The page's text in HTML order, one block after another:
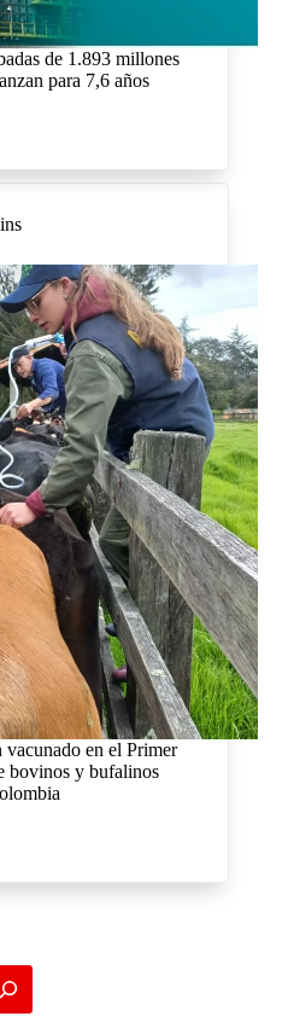
de 1.893 millones
para 7,6 años
en el Primer
bovinos y bufalinos